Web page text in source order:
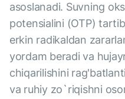
asoslanadi. Suvning
potensialini (OTP)
erkin radikaldan
yordam beradi va
chiqarilishini
va ruhiy zo`riqishni